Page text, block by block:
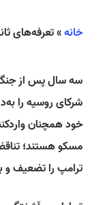
خانه»تعرفه‌های
سه سال پس از جنگ
شرکای روسیه را
خود همچنان
مسکو هستند؛
ترامپ را تضعیف و